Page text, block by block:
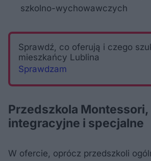
szkolno-wychowawczych
Sprawdź, co oferują i czego
mieszkańcy Lublina
Sprawdzam
Przedszkola Montessori,
integracyjne i specjalne
W ofercie, oprócz przedszkoli